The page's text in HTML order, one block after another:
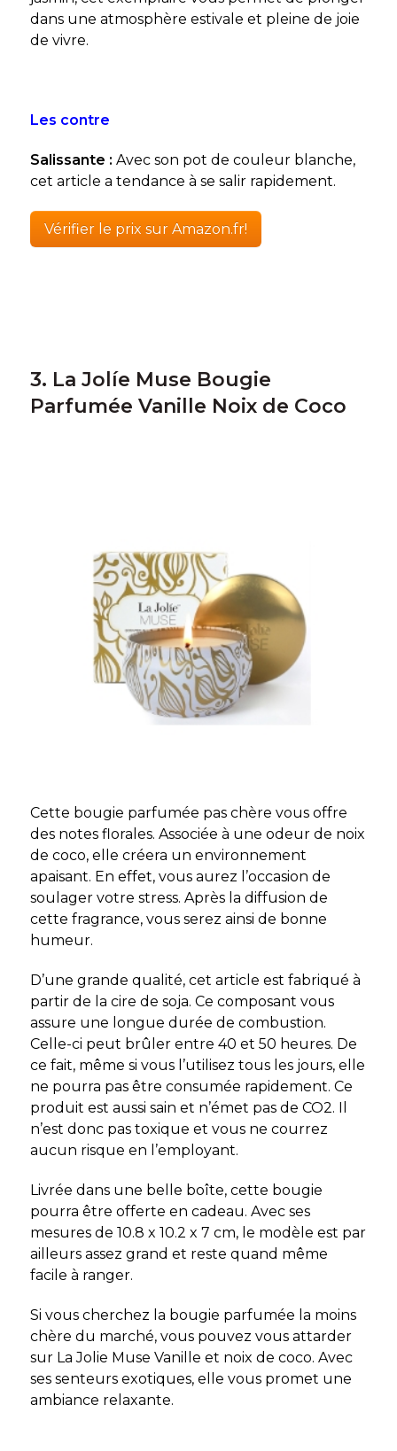
dans une atmosphère estivale et pleine de joie
de vivre.
Les contre
Salissante : Avec son pot de couleur blanche,
cet article a tendance à se salir rapidement.
Vérifier le prix sur Amazon.fr!
3. La Jolíe Muse Bougie
Parfumée Vanille Noix de Coco
Cette bougie parfumée pas chère vous offre
des notes florales. Associée à une odeur de noix
de coco, elle créera un environnement
apaisant. En effet, vous aurez l’occasion de
soulager votre stress. Après la diffusion de
cette fragrance, vous serez ainsi de bonne
humeur.
D’une grande qualité, cet article est fabriqué à
partir de la cire de soja. Ce composant vous
assure une longue durée de combustion.
Celle-ci peut brûler entre 40 et 50 heures. De
ce fait, même si vous l’utilisez tous les jours, elle
ne pourra pas être consumée rapidement. Ce
produit est aussi sain et n’émet pas de CO2. Il
n’est donc pas toxique et vous ne courrez
aucun risque en l’employant.
Livrée dans une belle boîte, cette bougie
pourra être offerte en cadeau. Avec ses
mesures de 10.8 x 10.2 x 7 cm, le modèle est par
ailleurs assez grand et reste quand même
facile à ranger.
Si vous cherchez la bougie parfumée la moins
chère du marché, vous pouvez vous attarder
sur La Jolie Muse Vanille et noix de coco. Avec
ses senteurs exotiques, elle vous promet une
ambiance relaxante.